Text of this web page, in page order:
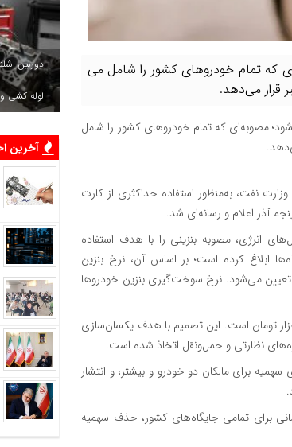
آذر اجرا می‌شود؛ مصوبه‌ای که تمام خودروهای کشور را شامل می
قرار می‌دهد.
ساعت صفر روز شنبه ۲۲ آذر اجرا می‌شود؛ مصوبه‌ای که تمام خودروهای کشور را شامل
و بودجه و وزارت نفت، به‌منظور استفاده حداکثری از کارت
آذر اعلام و رسانه‌ای شد.
انرژی، مصوبه بنزینی را با هدف استفاده
ابلاغ کرده است؛ بر اساس آن، نرخ بنزین
و سهمیه دوم (۱۰۰ لیتر) سه هزار تومان تعیین می‌شود. نرخ سوخت‌گیری بنزین خودروها
معادل ۱۰ درصد قیمت خرید بنزین از پالایشگاه‌هاست که در حال حاضر ۵۰ هزار تومان است. این تصمیم با هدف یکسان‌سازی
نظارتی و حمل‌ونقل اتخاذ شده است.
برای مالکان دو خودرو و بیشتر، و انتشار
برای تمامی جایگاه‌های کشور، حذف سهمیه
دوربین
لوله کشی
آخرین